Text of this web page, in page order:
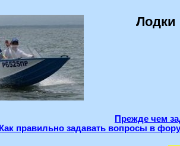
Лодки
Прежде чем
Как правильно задавать вопросы в